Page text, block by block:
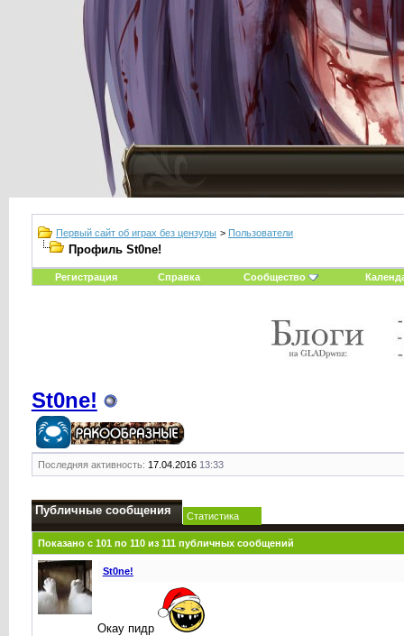
Первый сайт об играх без цензуры > Пользователи
Профиль St0ne!
Регистрация Справка Сообщество
St0ne!
Последняя активность: 17.04.2016 13:33
Публичные сообщения Статистика
Показано с 101 по 110из 111публичных сообщений
St0ne!
Окay пидр